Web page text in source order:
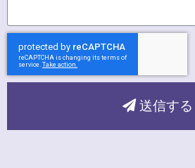
送信する